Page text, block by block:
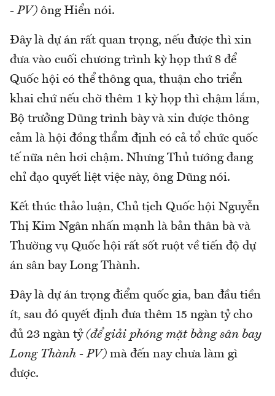
- PV) ông Hiển nói.
Đây là dự án rất quan trọng, nếu được thì xin
đưa vào cuối chương trình kỳ họp thứ 8 để
Quốc hội có thể thông qua, thuận cho triển
khai chứ nếu chờ thêm 1 kỳ họp thì chậm lắm,
Bộ trưởng Dũng trình bày và xin được thông
cảm là hội đồng thẩm định có cả tổ chức quốc
tế nữa nên hơi chậm. Nhưng Thủ tướng đang
chỉ đạo quyết liệt việc này, ông Dũng nói.
Kết thúc thảo luận, Chủ tịch Quốc hội Nguyễn
Thị Kim Ngân nhấn mạnh là bản thân bà và
Thường vụ Quốc hội rất sốt ruột về tiến độ dự
án sân bay Long Thành.
Đây là dự án trọng điểm quốc gia, ban đầu tiền
ít, sau đó quyết định đưa thêm 15 ngàn tỷ cho
đủ 23 ngàn tỷ (để giải phóng mặt bằng sân bay
Long Thành - PV) mà đến nay chưa làm gì
được.